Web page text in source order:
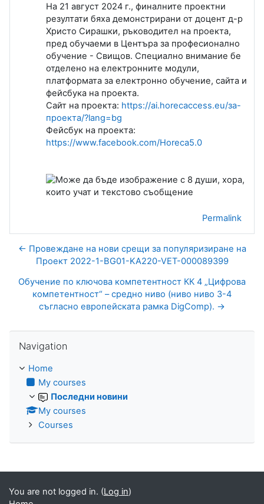
На 21 август 2024 г., финалните проектни
резултати бяха демонстрирани от доцент д-р
Христо Сирашки, ръководител на проекта,
пред обучаеми в Центъра за професионално
обучение - Свищов. Специално внимание бе
отделено на електронните модули,
платформата за електронно обучение, сайта и
фейсбука на проекта.
Сайт на проекта: https://ai.horecaccess.eu/за-
проекта/?lang=bg
Фейсбук на проекта:
https://www.facebook.com/Horeca5.0
Permalink
← Провеждане на нови срещи за популяризиране на
Проект 2022-1-BG01-KA220-VET-000089399
Обучение по ключова компетентност КК 4 „Цифрова
компетентност“ – средно ниво (ниво ниво 3-4
съгласно европейската рамка DigComp). →
Navigation
Home
My courses
Последни новини
My courses
Courses
You are not logged in. (Log in)